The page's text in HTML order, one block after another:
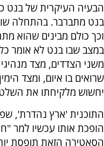
הבעיה העיקרית של בנט
בנט מתברבר. בהתחלה
וכך כולם מבינים שהוא
במצב שבו בנט לא אומר
משני הצדדים, מצד
שרואים בו איום, ומצד
יחשוש מלקיחתו את
התוכנית 'ארץ נהדרת',
הופכת אותו עכשיו למר
הסאטירה הזאת תופסת